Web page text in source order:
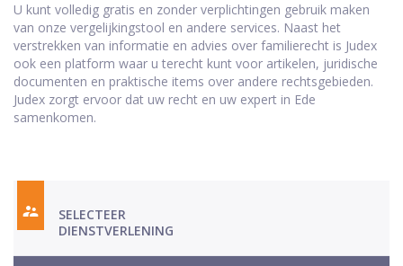
U kunt volledig gratis en zonder verplichtingen gebruik maken
van onze vergelijkingstool en andere services. Naast het
verstrekken van informatie en advies over familierecht is Judex
ook een platform waar u terecht kunt voor artikelen, juridische
documenten en praktische items over andere rechtsgebieden.
Judex zorgt ervoor dat uw recht en uw expert in Ede
samenkomen.
SELECTEER
DIENSTVERLENING